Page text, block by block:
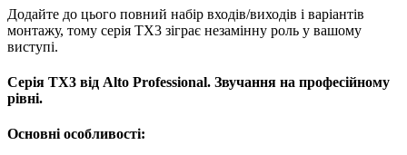
Додайте до цього повний набір входів/виходів і варіантів
монтажу, тому серія TX3 зіграє незамінну роль у вашому
виступі.
Серія TX3 від Alto Professional. Звучання на професійному
рівні.
Основні особливості: